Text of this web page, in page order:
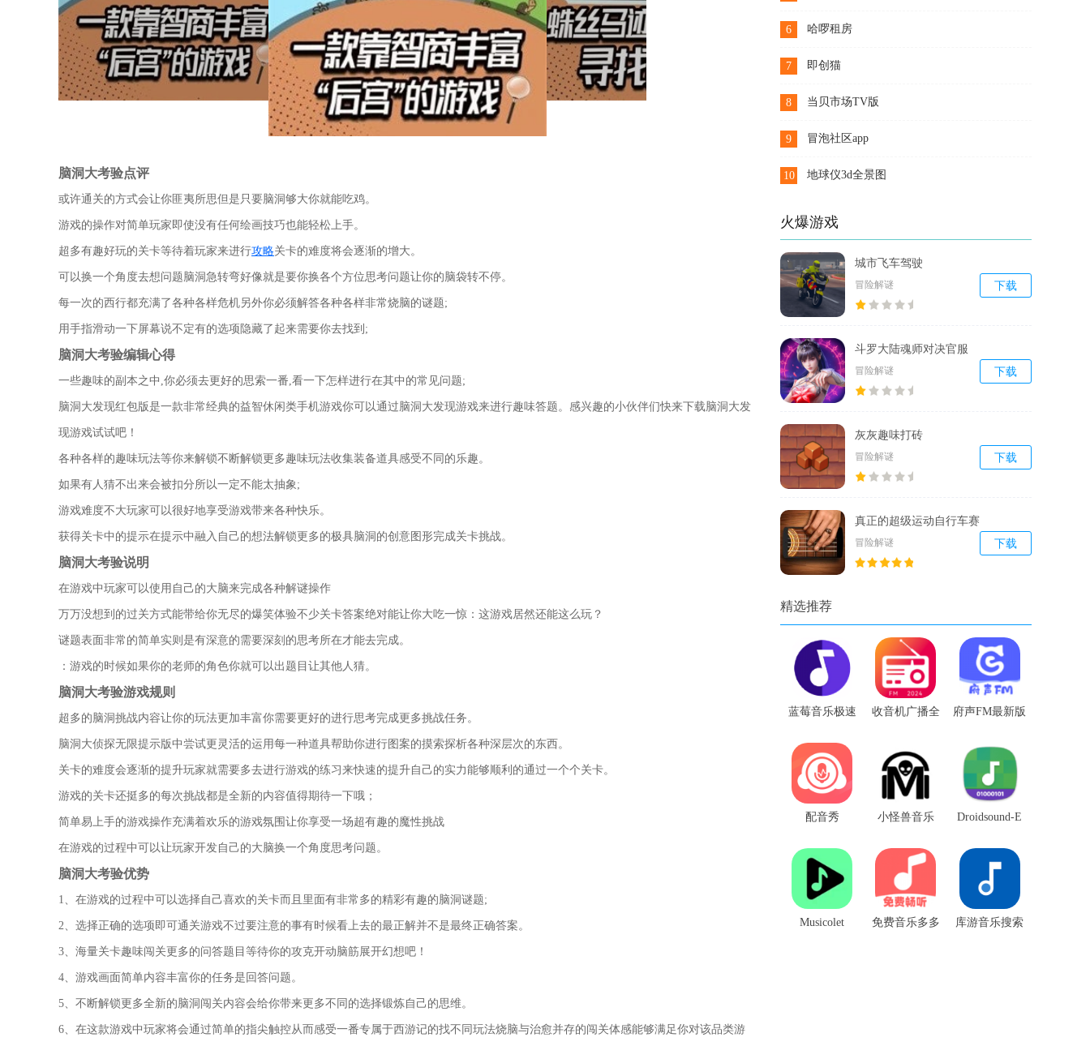
脑洞大考验点评
或许通关的方式会让你匪夷所思但是只要脑洞够大你就能吃鸡。
游戏的操作对简单玩家即使没有任何绘画技巧也能轻松上手。
超多有趣好玩的关卡等待着玩家来进行攻略关卡的难度将会逐渐的增大。
可以换一个角度去想问题脑洞急转弯好像就是要你换各个方位思考问题让你的脑袋转不停。
每一次的西行都充满了各种各样危机另外你必须解答各种各样非常烧脑的谜题;
用手指滑动一下屏幕说不定有的选项隐藏了起来需要你去找到;
脑洞大考验编辑心得
一些趣味的副本之中,你必须去更好的思索一番,看一下怎样进行在其中的常见问题;
脑洞大发现红包版是一款非常经典的益智休闲类手机游戏你可以通过脑洞大发现游戏来进行趣味答题。感兴趣的小伙伴们快来下载脑洞大发
现游戏试试吧！
各种各样的趣味玩法等你来解锁不断解锁更多趣味玩法收集装备道具感受不同的乐趣。
如果有人猜不出来会被扣分所以一定不能太抽象;
游戏难度不大玩家可以很好地享受游戏带来各种快乐。
获得关卡中的提示在提示中融入自己的想法解锁更多的极具脑洞的创意图形完成关卡挑战。
脑洞大考验说明
在游戏中玩家可以使用自己的大脑来完成各种解谜操作
万万没想到的过关方式能带给你无尽的爆笑体验不少关卡答案绝对能让你大吃一惊：这游戏居然还能这么玩？
谜题表面非常的简单实则是有深意的需要深刻的思考所在才能去完成。
：游戏的时候如果你的老师的角色你就可以出题目让其他人猜。
脑洞大考验游戏规则
超多的脑洞挑战内容让你的玩法更加丰富你需要更好的进行思考完成更多挑战任务。
脑洞大侦探无限提示版中尝试更灵活的运用每一种道具帮助你进行图案的摸索探析各种深层次的东西。
关卡的难度会逐渐的提升玩家就需要多去进行游戏的练习来快速的提升自己的实力能够顺利的通过一个个关卡。
游戏的关卡还挺多的每次挑战都是全新的内容值得期待一下哦；
简单易上手的游戏操作充满着欢乐的游戏氛围让你享受一场超有趣的魔性挑战
在游戏的过程中可以让玩家开发自己的大脑换一个角度思考问题。
脑洞大考验优势
1、在游戏的过程中可以选择自己喜欢的关卡而且里面有非常多的精彩有趣的脑洞谜题;
2、选择正确的选项即可通关游戏不过要注意的事有时候看上去的最正解并不是最终正确答案。
3、海量关卡趣味闯关更多的问答题目等待你的攻克开动脑筋展开幻想吧！
4、游戏画面简单内容丰富你的任务是回答问题。
5、不断解锁更多全新的脑洞闯关内容会给你带来更多不同的选择锻炼自己的思维。
6、在这款游戏中玩家将会通过简单的指尖触控从而感受一番专属于西游记的找不同玩法烧脑与治愈并存的闯关体感能够满足你对该品类游
6 哈啰租房
7 即创猫
8 当贝市场TV版
9 冒泡社区app
10 地球仪3d全景图
火爆游戏
城市飞车驾驶
冒险解谜 下载
斗罗大陆魂师对决官服
冒险解谜 下载
灰灰趣味打砖
冒险解谜 下载
真正的超级运动自行车赛
冒险解谜 下载
精选推荐
蓝莓音乐极速
收音机广播全
府声FM最新版
配音秀 小怪兽音乐 Droidsound-E
Musicolet 免费音乐多多 库游音乐搜索